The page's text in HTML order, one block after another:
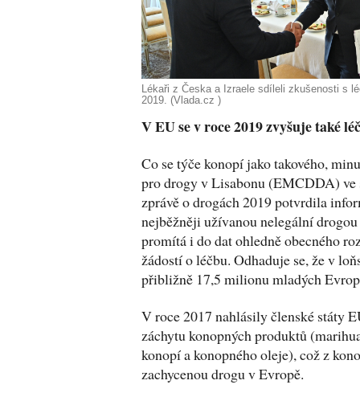
Lékaři z Česka a Izraele sdíleli zkušenosti s
2019. (Vlada.cz )
V EU se v roce 2019 zvyšuje také
Co se týče konopí jako takového,
pro drogy v Lisabonu (EMCDDA) ve
zprávě o drogách 2019 potvrdila
nejběžněji užívanou nelegální
promítá i do dat ohledně obecného
žádostí o léčbu. Odhaduje se, že v
přibližně 17,5 milionu mladých
V roce 2017 nahlásily členské státy
záchytu konopných produktů
konopí a konopného oleje), což z
zachycenou drogu v Evropě.